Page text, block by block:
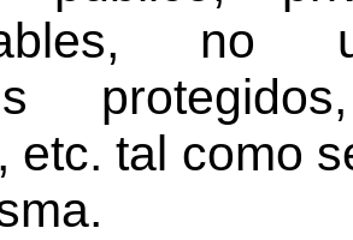
no
etc. tal como